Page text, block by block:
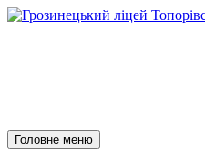
Пошук
Головне меню Перейти
до